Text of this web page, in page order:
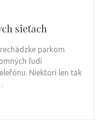
sieťach
parkom
ľudí
Niektorí len tak